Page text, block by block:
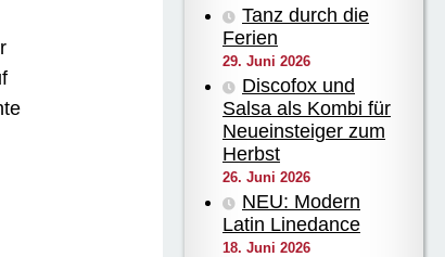
Tanz durch die
Ferien
29. Juni 2026
Discofox und
Salsa als Kombi für
Neueinsteiger zum
Herbst
26. Juni 2026
NEU: Modern
Latin Linedance
18. Juni 2026